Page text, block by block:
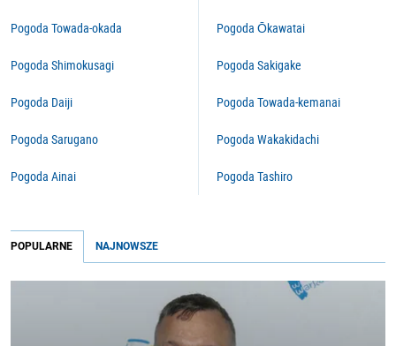
Pogoda Towada-okada
Pogoda Shimokusagi
Pogoda Daiji
Pogoda Sarugano
Pogoda Ainai
Pogoda Ōkawatai
Pogoda Sakigake
Pogoda Towada-kemanai
Pogoda Wakakidachi
Pogoda Tashiro
POPULARNE NAJNOWSZE